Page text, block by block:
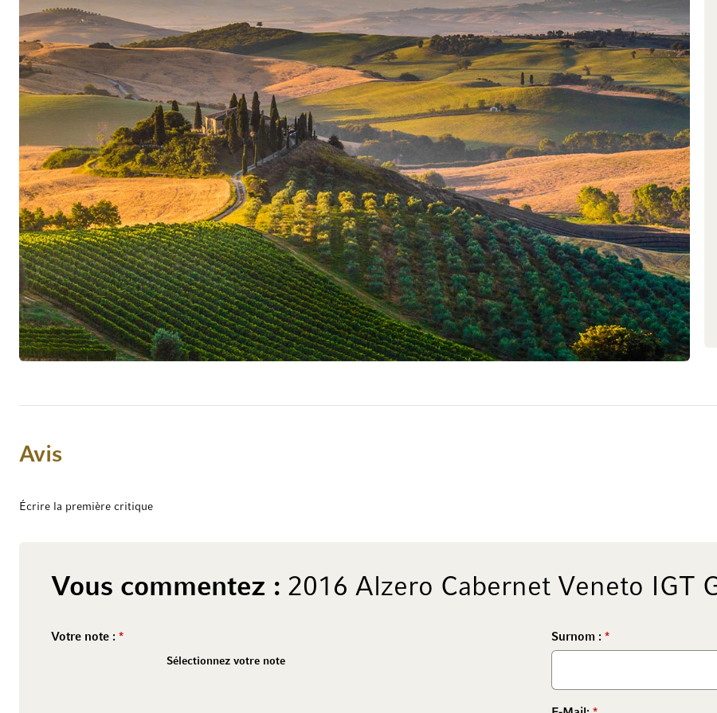
tâches étant encore réalisées à la main, ainsi que dans la patience infinie requise
pour l’élevage. Tandis que la plupart des vignerons de la région font vieillir le
Valpolicella Superiore au maximum deux ans, Quintarelli l’élève pendant six ans,
et l’Amarone au moins huit ans. Ces vins rouges de méditation patientent
plusieurs années dans des foudres anciens de chêne slovène et développent ainsi
une myriade de nuances olfactives et gustatives qui ne sont masquées par aucun
arôme de bois.
À l’issue de ce long élevage, les vins de la maison Quintarelli sont complexes,
denses et opulents, mais aussi étonnamment frais, veloutés et élégants. La
production annuelle de cet Amarone traditionnel au style unique et prisé dans le
monde entier dépasse rarement les 1 000 bouteilles. De plus, si ce nectar
disponible en quantité limitée offre déjà beaucoup de plaisir dès sa
commercialisation, il présente un potentiel d’évolution immense.
Avis
Écrire la première critique
Vous commentez : 2016 Alzero Cabernet Veneto IGT
Votre note :
Sélectionnez votre note
9 stars
10 stars
Surnom :